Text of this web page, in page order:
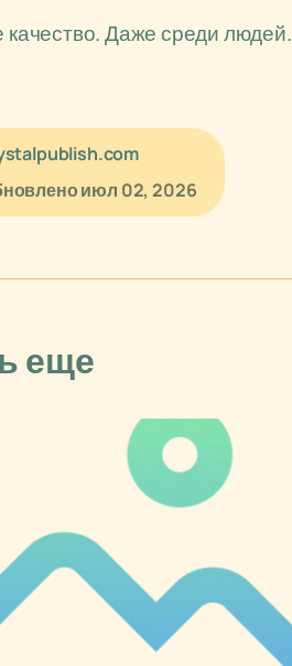
качество. Даже среди людей.
июл 02, 2026
еще